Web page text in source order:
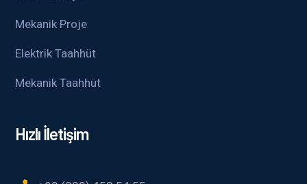
Mekanik Proje
Elektrik Taahhüt
Mekanik Taahhüt
Hızlı İletişim